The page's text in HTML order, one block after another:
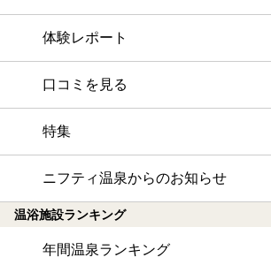
体験レポート
口コミを見る
特集
ニフティ温泉からのお知らせ
温浴施設ランキング
年間温泉ランキング